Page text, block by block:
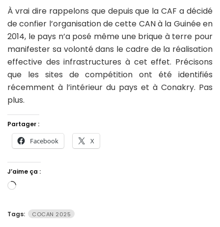
À vrai dire rappelons que depuis que la CAF a décidé
de confier l’organisation de cette CAN à la Guinée en
2014, le pays n’a posé même une brique à terre pour
manifester sa volonté dans le cadre de la réalisation
effective des infrastructures à cet effet. Précisons
que les sites de compétition ont été identifiés
récemment à l’intérieur du pays et à Conakry. Pas
plus.
Partager :
Facebook X
J’aime ça :
Chargement…
Tags: COCAN 2025